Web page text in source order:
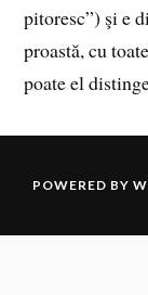
pitoresc”) şi e
proastă, cu
poate el
POWERED BY